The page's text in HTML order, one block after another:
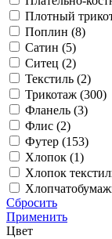
Плотный
Поплин (8)
Сатин (5)
Ситец (2)
Текстиль (2)
Трикотаж (300)
Фланель (3)
Флис (2)
Футер (153)
Хлопок (1)
Хлопок
Сбросить
Применить
Цвет